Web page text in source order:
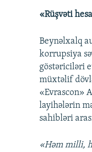
«Rüşvəti
Beynəlxalq
korrupsiya
göstəriciləri
müxtəlif
«Evrascon»
layihələrin
sahibləri
«Həm milli,